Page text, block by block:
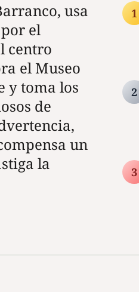
usa
el
centro
el Museo
y toma los
de
un
la
1
2
3